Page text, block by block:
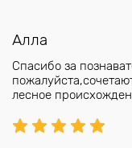
Алла
Спасибо за
лесное